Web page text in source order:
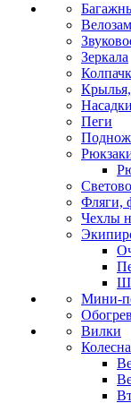
Зеркала
Пеги
Фляги,
Чехлы
Мини-
Вилки